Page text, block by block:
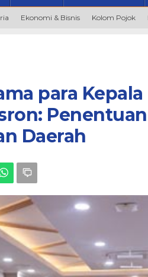
Ekonomi & Bisnis Kolom Pojok
para
Daerah